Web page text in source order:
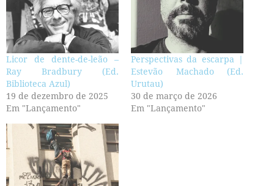
Licor de dente-de-leão –
Ray Bradbury (Ed.
Biblioteca Azul)
19 de dezembro de 2025
Em "Lançamento"
Perspectivas da escarpa |
Estevão Machado (Ed.
Urutau)
30 de março de 2026
Em "Lançamento"